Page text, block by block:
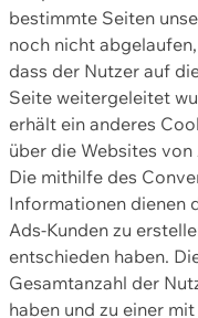
bestimmte Seiten
noch nicht
dass der Nutzer auf
Seite weitergeleitet
erhält ein anderes
über die Websites
Die mithilfe des
Informationen dienen
Ads-Kunden zu
entschieden haben.
Gesamtanzahl der
haben und zu einer